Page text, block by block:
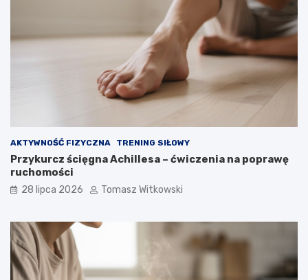
AKTYWNOŚĆ FIZYCZNA TRENING SIŁOWY
Przykurcz ścięgna Achillesa – ćwiczenia na poprawę
ruchomości
28 lipca 2026 Tomasz Witkowski